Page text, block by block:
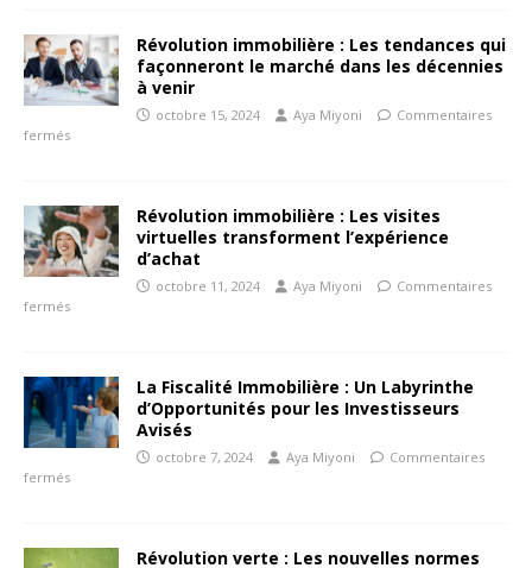
Révolution immobilière : Les tendances qui
façonneront le marché dans les décennies
à venir
octobre 15, 2024 Aya Miyoni
Commentaires
fermés
Révolution immobilière : Les visites
virtuelles transforment l’expérience
d’achat
octobre 11, 2024 Aya Miyoni
Commentaires
fermés
La Fiscalité Immobilière : Un Labyrinthe
d’Opportunités pour les Investisseurs
Avisés
octobre 7, 2024 Aya Miyoni
Commentaires
fermés
Révolution verte : Les nouvelles normes